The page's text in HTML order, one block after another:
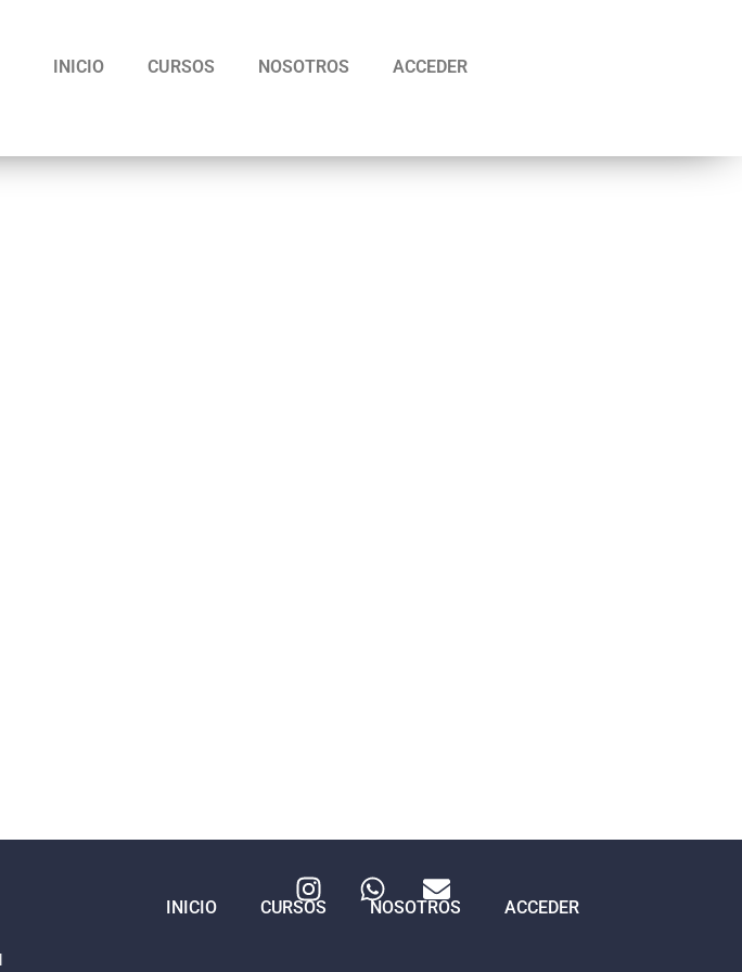
INICIO CURSOS NOSOTROS ACCEDER
INICIO CURSOS NOSOTROS ACCEDER